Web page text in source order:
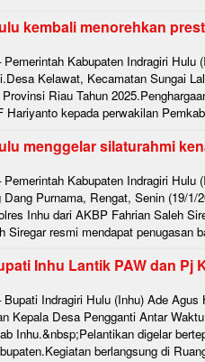
kembali menorehkan
Kabupaten Indragiri Hulu
Kelawat, Kecamatan Sungai
Riau Tahun
Hariyanto kepada perwakilan
menggelar silaturahmi
Kabupaten Indragiri Hulu
Purnama, Rengat, Senin (19/1/
Inhu dari AKBP Fahrian Saleh
Siregar resmi mendapat penugasan
Inhu Lantik PAW dan Pj
Indragiri Hulu (Inhu) Ade
Kepala Desa Pengganti Antar
Inhu.&nbsp;Pelantikan digelar
berlangsung di